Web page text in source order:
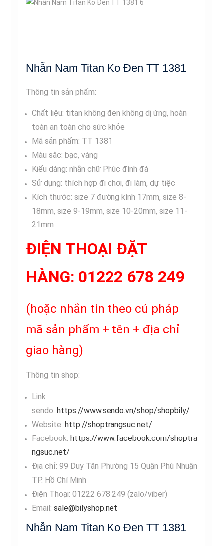
Nhẫn Nam Titan Ko Đen TT 1381
Thông tin sản phẩm:
Chất liệu: titan không đen không dị ứng, hoàn
toàn an toàn cho sức khỏe
Mã sản phẩm: TT 1381
Màu sắc: bạc, vàng
Kiểu dáng: nhẫn chữ Phúc đính đá
Sử dụng: thích hợp đi chơi, đi làm, dự tiệc
Kích thước: size 7 đường kính 17mm, size 8-
18mm, size 9-19mm, size 10-20mm, size 11-
21mm
ĐIỆN THOẠI ĐẶT
HÀNG: 01222 678 249
(hoặc nhắn tin theo cú pháp
mã sản phẩm + tên + địa chỉ
giao hàng)
Thông tin shop:
Link
sendo: https://www.sendo.vn/shop/shopbily/
Website: http://shoptrangsuc.net/
Facebook: https://www.facebook.com/shoptra
ngsuc.net/
Địa chỉ: 99 Duy Tân Phường 15 Quận Phú Nhuận
TP. Hồ Chí Minh
Điện Thoại: 01222 678 249 (zalo/viber)
Email: sale@bilyshop.net
Nhẫn Nam Titan Ko Đen TT 1381